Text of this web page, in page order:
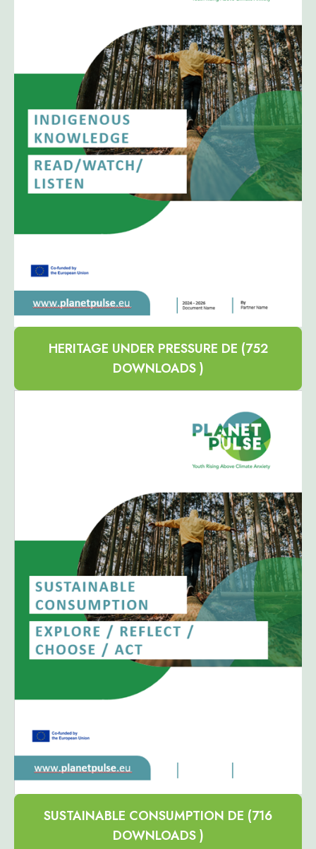
HERITAGE UNDER PRESSURE DE (752
DOWNLOADS )
SUSTAINABLE CONSUMPTION DE (716
DOWNLOADS )